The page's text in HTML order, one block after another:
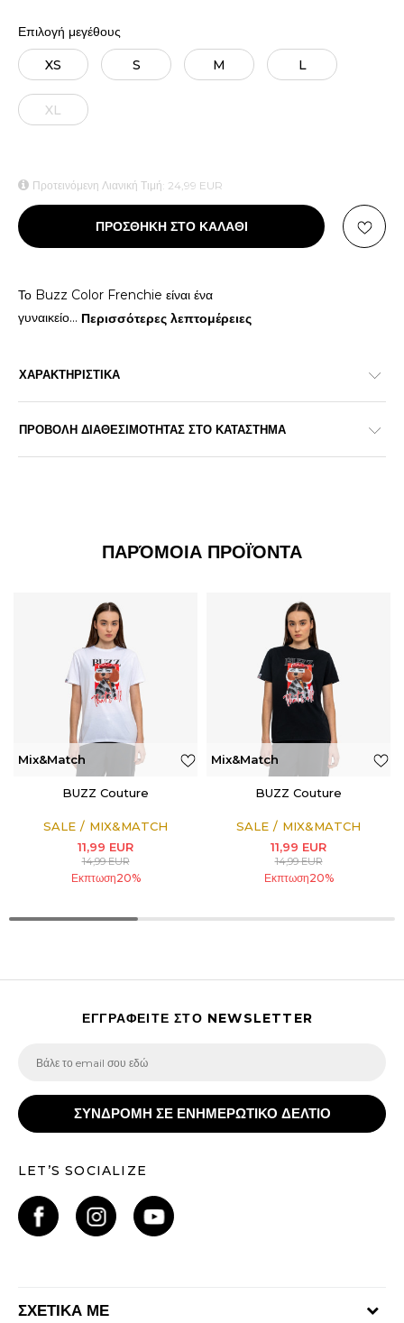
Επιλογή μεγέθους
XS S M L
XL
Προτεινόμενη Λιανική Τιμή: 24,99 EUR
ΠΡΟΣΘΗΚΗ ΣΤΟ ΚΑΛΑΘΙ
Το Buzz Color Frenchie είναι ένα
γυναικείο... Περισσότερες λεπτομέρειες
ΧΑΡΑΚΤΗΡΙΣΤΙΚΑ
ΠΡΟΒΟΛΗ ΔΙΑΘΕΣΙΜΟΤΗΤΑΣ ΣΤΟ ΚΑΤΑΣΤΗΜΑ
ΠΑΡΌΜΟΙΑ ΠΡΟΪΌΝΤΑ
Mix&Match
BUZZ Couture
SALE
MIX&MATCH
11,99 EUR
14,99EUR
Εκπτωση20%
Mix&Match
BUZZ Couture
SALE
MIX&MATCH
11,99 EUR
14,99EUR
Εκπτωση20%
ΕΓΓΡΑΦΕΙΤΕ ΣΤΟ NEWSLETTER
ΣΥΝΔΡΟΜΗ ΣΕ ΕΝΗΜΕΡΩΤΙΚΟ ΔΕΛΤΙΟ
LET’S SOCIALIZE
ΣΧΕΤΙΚΑ ΜΕ